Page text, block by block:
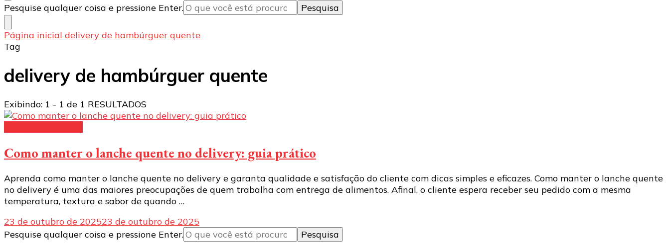
Procurando
algo?
Pesquise qualquer coisa e pressione Enter.
Página inicial delivery de hambúrguer quente
Tag
delivery de hambúrguer quente
Exibindo: 1 - 1 de 1 RESULTADOS
Como manter o lanche quente no delivery: guia prático
Aprenda como manter o lanche quente no delivery e garanta qualidade e satisfação do cliente com dicas simples e eficazes. Como manter o lanche quente
no delivery é uma das maiores preocupações de quem trabalha com entrega de alimentos. Afinal, o cliente espera receber seu pedido com a mesma
temperatura, textura e sabor de quando …
23 de outubro de 202523 de outubro de 2025
Procurando
Pesquise qualquer coisa e pressione Enter.